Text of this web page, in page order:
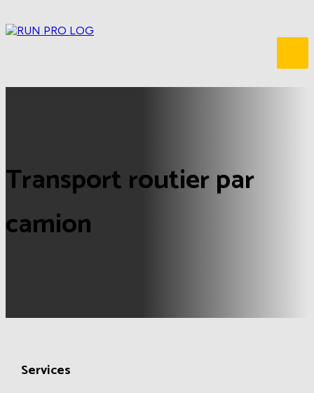
Transport routier par
camion
Services